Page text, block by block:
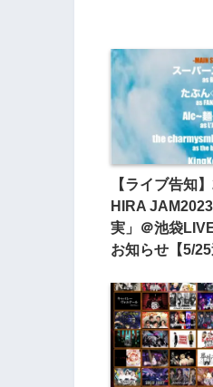
【ライブ告知
HIRA
実」＠池袋
お知らせ【5/25